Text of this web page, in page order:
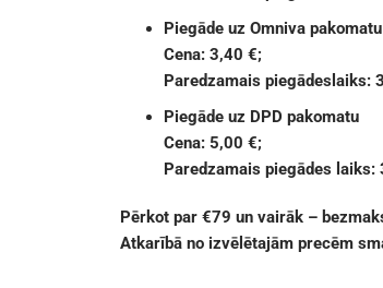
Piegāde uz Omniva pakomatu
Cena: 3,40 €;
Paredzamais piegādeslaiks:
Piegāde uz DPD pakomatu
Cena: 5,00 €;
Paredzamais piegādes laiks:
Pērkot par €79 un vairāk –
Atkarībā no izvēlētajām precēm